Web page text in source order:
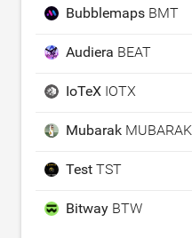
Bubblemaps BMT
Audiera BEAT
IoTeX IOTX
Mubarak MUBARAK
Test TST
Bitway BTW